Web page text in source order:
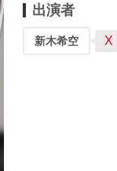
出演者
新木希空 X